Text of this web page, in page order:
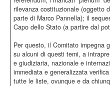
rilevanza costituzionale (oggetto
parte di Marco Pannella); il
Capo dello Stato (a partire dal
Per questo, il Comitato impegna
su alcuni di questi temi, a
e giudiziaria, nazionale e
immediata e generalizzata
tutte le liste, ovunque e da